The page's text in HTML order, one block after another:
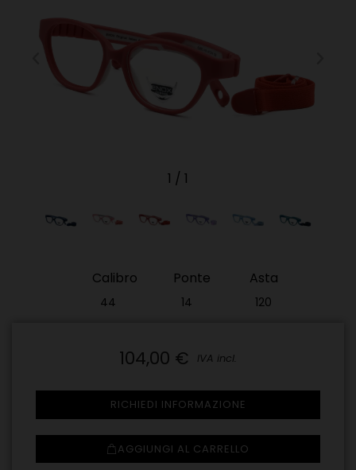
1 / 1
Calibro
44
Ponte
14
Asta
120
104,00 € IVA incl.
RICHIEDI INFORMAZIONE
AGGIUNGI AL CARRELLO